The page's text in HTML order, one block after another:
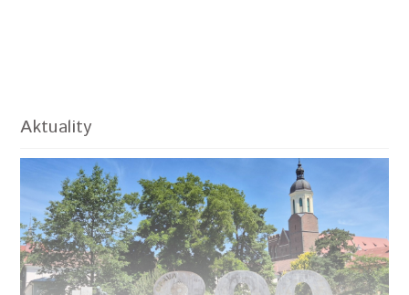
Aktuality